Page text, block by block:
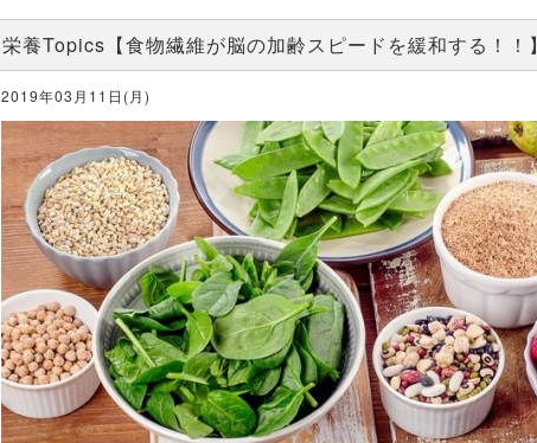
栄養Topics【食物繊維が脳の加齢スピードを緩和する！！】
2019年03月11日(月)